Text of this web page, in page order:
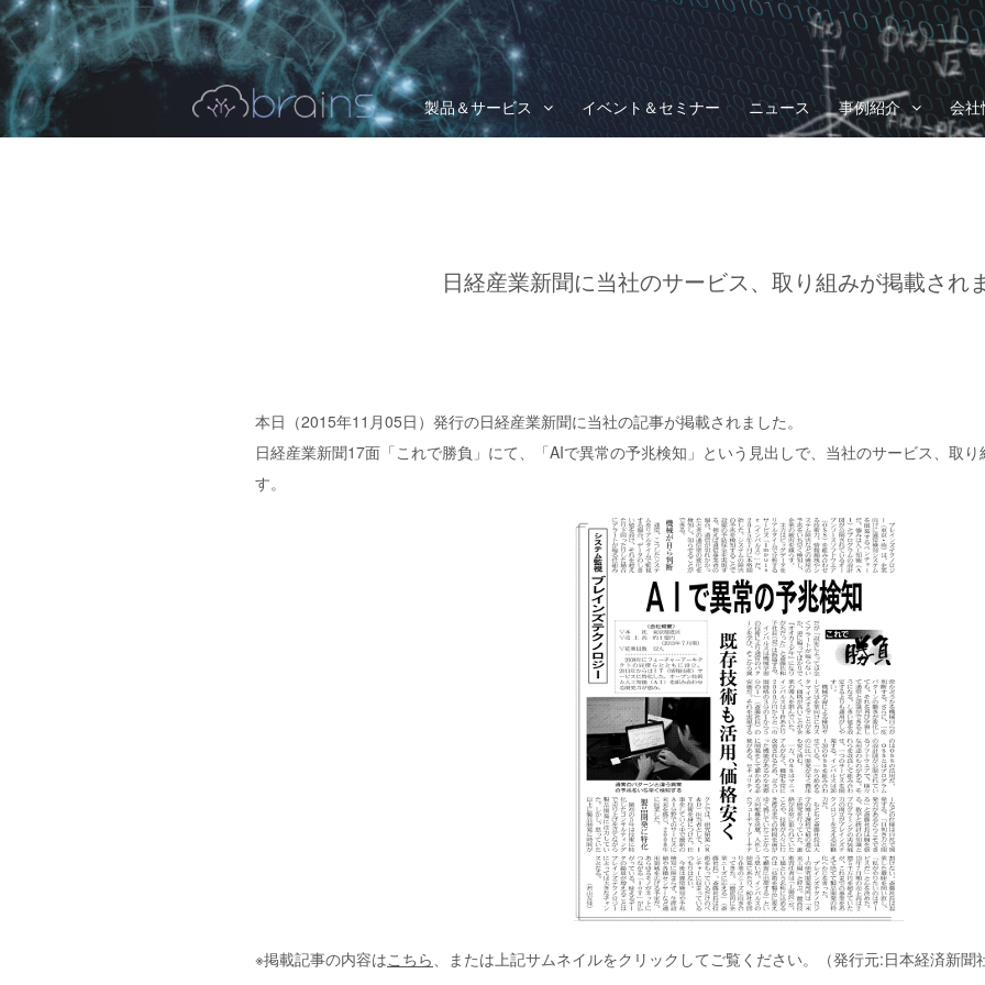
製品＆サービス イベント＆セミナー ニュース 事例紹介 会社
日経産業新聞に当社のサービス、取り組みが掲載され
本日（2015年11月05日）発行の日経産業新聞に当社の記事が掲載されました。
日経産業新聞17面「これで勝負」にて、「AIで異常の予兆検知」という見出しで、当社のサービス、取
す。
※掲載記事の内容はこちら、または上記サムネイルをクリックしてご覧ください。（発行元:日本経済新聞